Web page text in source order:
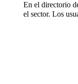
En el directorio
el sector. Los